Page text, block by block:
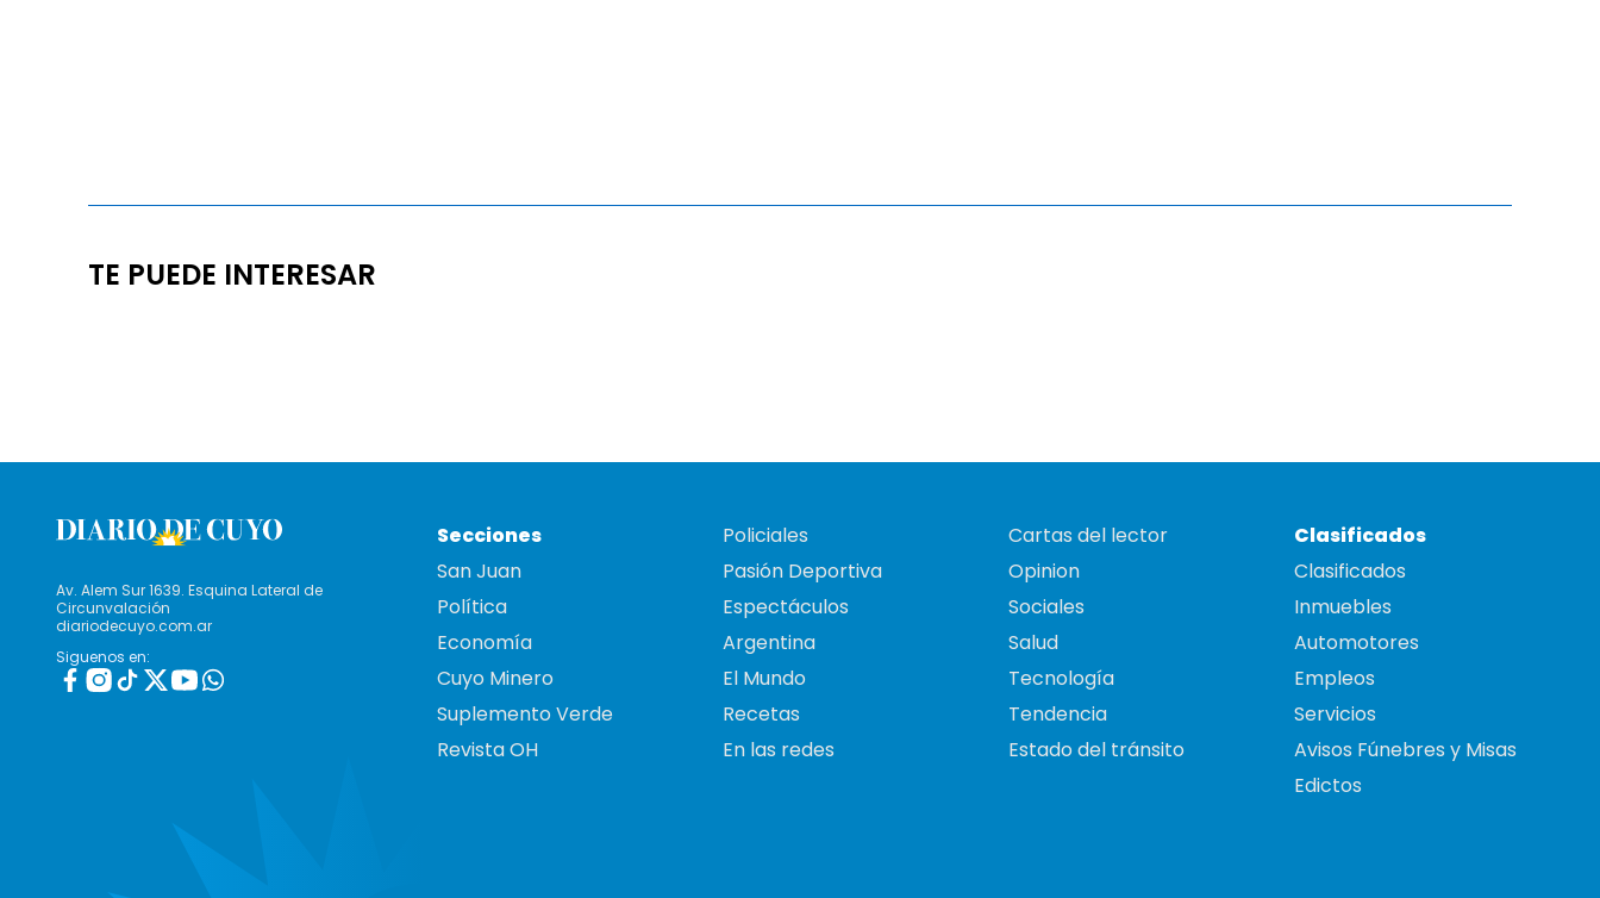
TE PUEDE INTERESAR
Av. Alem Sur 1639. Esquina Lateral de
Circunvalación
diariodecuyo.com.ar
Siguenos en:
Secciones
San Juan
Política
Economía
Cuyo Minero
Suplemento Verde
Revista OH
Policiales
Pasión Deportiva
Espectáculos
Argentina
El Mundo
Recetas
En las redes
Cartas del lector
Opinion
Sociales
Salud
Tecnología
Tendencia
Estado del tránsito
Clasificados
Clasificados
Inmuebles
Automotores
Empleos
Servicios
Avisos Fúnebres y Misas
Edictos